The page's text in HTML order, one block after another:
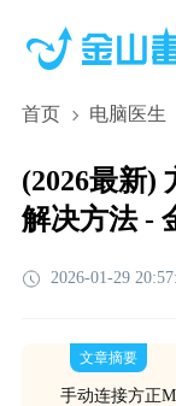
首页 电脑医生
(2026最新)
解决方法 -
2026-01-29
文章摘要
手动连接方正